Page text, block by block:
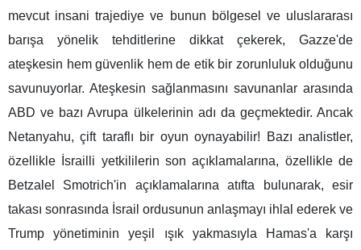
mevcut insani trajediye ve bunun bölgesel ve uluslararası
barışa yönelik tehditlerine dikkat çekerek, Gazze'de
ateşkesin hem güvenlik hem de etik bir zorunluluk olduğunu
savunuyorlar. Ateşkesin sağlanmasını savunanlar arasında
ABD ve bazı Avrupa ülkelerinin adı da geçmektedir. Ancak
Netanyahu, çift taraflı bir oyun oynayabilir! Bazı analistler,
özellikle İsrailli yetkililerin son açıklamalarına, özellikle de
Betzalel Smotrich'in açıklamalarına atıfta bulunarak, esir
takası sonrasında İsrail ordusunun anlaşmayı ihlal ederek ve
Trump yönetiminin yeşil ışık yakmasıyla Hamas'a karşı